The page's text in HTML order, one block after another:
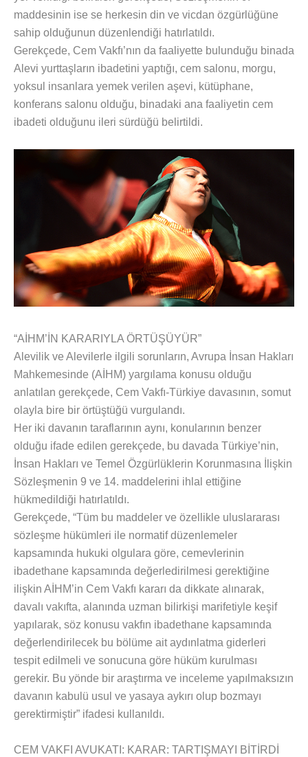
maddesinin ise se herkesin din ve vicdan özgürlüğüne
sahip olduğunun düzenlendiği hatırlatıldı.
Gerekçede, Cem Vakfı’nın da faaliyette bulunduğu binada
Alevi yurttaşların ibadetini yaptığı, cem salonu, morgu,
yoksul insanlara yemek verilen aşevi, kütüphane,
konferans salonu olduğu, binadaki ana faaliyetin cem
ibadeti olduğunu ileri sürdüğü belirtildi.
“AİHM’İN KARARIYLA ÖRTÜŞÜYÜR”
Alevilik ve Alevilerle ilgili sorunların, Avrupa İnsan Hakları
Mahkemesinde (AİHM) yargılama konusu olduğu
anlatılan gerekçede, Cem Vakfı-Türkiye davasının, somut
olayla bire bir örtüştüğü vurgulandı.
Her iki davanın taraflarının aynı, konularının benzer
olduğu ifade edilen gerekçede, bu davada Türkiye’nin,
İnsan Hakları ve Temel Özgürlüklerin Korunmasına İlişkin
Sözleşmenin 9 ve 14. maddelerini ihlal ettiğine
hükmedildiği hatırlatıldı.
Gerekçede, “Tüm bu maddeler ve özellikle uluslararası
sözleşme hükümleri ile normatif düzenlemeler
kapsamında hukuki olgulara göre, cemevlerinin
ibadethane kapsamında değerledirilmesi gerektiğine
ilişkin AİHM’in Cem Vakfı kararı da dikkate alınarak,
davalı vakıfta, alanında uzman bilirkişi marifetiyle keşif
yapılarak, söz konusu vakfın ibadethane kapsamında
değerlendirilecek bu bölüme ait aydınlatma giderleri
tespit edilmeli ve sonucuna göre hüküm kurulması
gerekir. Bu yönde bir araştırma ve inceleme yapılmaksızın
davanın kabulü usul ve yasaya aykırı olup bozmayı
gerektirmiştir” ifadesi kullanıldı.
CEM VAKFI AVUKATI: KARAR: TARTIŞMAYI BİTİRDİ